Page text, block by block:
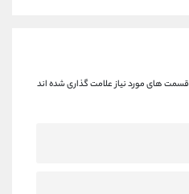
قسمت های مورد نیاز علامت گذاری شده اند